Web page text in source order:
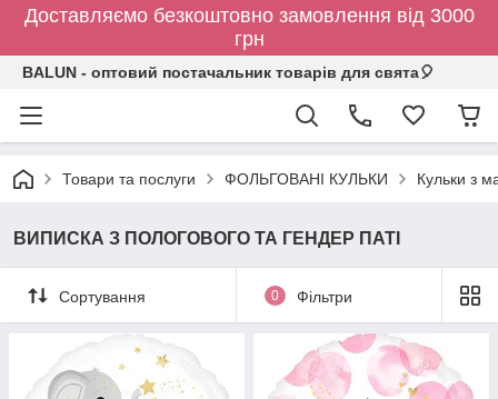
Доставляємо безкоштовно замовлення від 3000
грн
BALUN - оптовий постачальник товарів для свята🎈
Товари та послуги ФОЛЬГОВАНІ КУЛЬКИ Кульки з
ВИПИСКА З ПОЛОГОВОГО ТА ГЕНДЕР ПАТІ
Сортування 0 Фільтри